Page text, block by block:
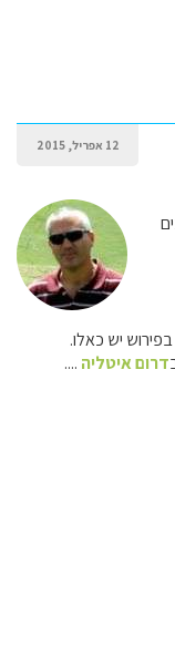
12 אפריל, 2015
יש כאלו.
דרום איטליה ....